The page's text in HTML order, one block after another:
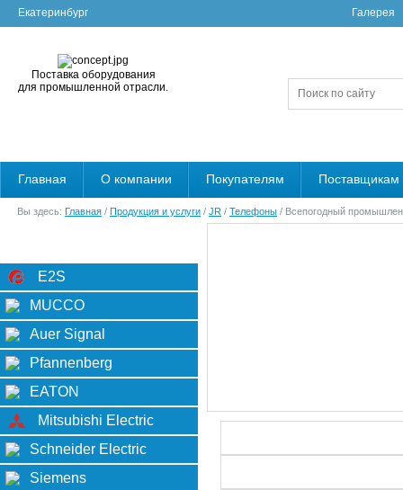
Екатеринбург Галерея
Поставка оборудования
для промышленной отрасли.
Главная О компании Покупателям Поставщикам
Вы здесь: Главная / Продукция и услуги / JR / Телефоны / Всепогодный
E2S
MUCCO
Auer Signal
Pfannenberg
EATON
Mitsubishi Electric
Schneider Electric
Siemens